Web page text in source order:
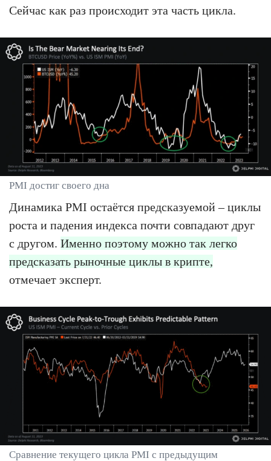
Сейчас как раз происходит эта часть цикла.
PMI достиг своего дна
Динамика PMI остаётся предсказуемой – циклы
роста и падения индекса почти совпадают друг
с другом. Именно поэтому можно так легко
предсказать рыночные циклы в крипте,
отмечает эксперт.
Сравнение текущего цикла PMI с предыдущим